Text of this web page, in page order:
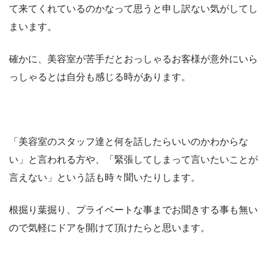
て来てくれているのかなって思うと申し訳ない気がしてし
まいます。
確かに、美容室が苦手だとおっしゃるお客様が意外にいら
っしゃるとは自分も感じる時があります。
「美容室のスタッフ達と何を話したらいいのかわからな
い」と言われる方や、「緊張してしまって言いたいことが
言えない」という話も時々聞いたりします。
根掘り葉掘り、プライベートな事までお聞きする事も無い
ので気軽にドアを開けて頂けたらと思います。